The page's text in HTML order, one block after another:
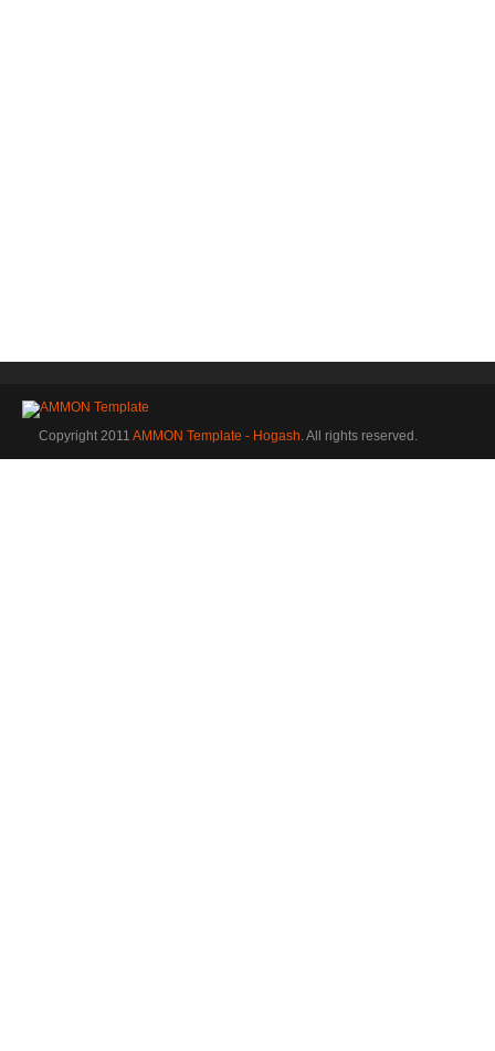
Copyright 2011 AMMON Template - Hogash. All rights reserved.